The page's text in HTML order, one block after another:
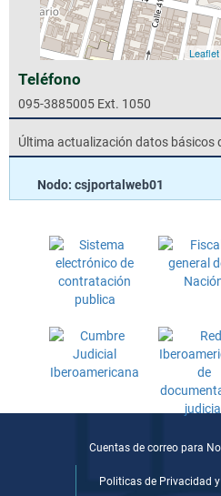
Leaflet
Teléfono
095-3885005 Ext. 1050
Última actualización datos básicos
Nodo: csjportalweb01
Cuentas de correo para
Politicas de Privacidad